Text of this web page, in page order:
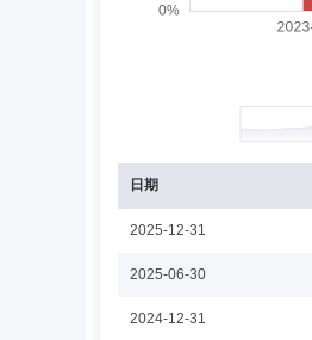
胡光涛先生：历任云
险管理总监、多资产策
日期
2025-12-31
2025-06-30
2024-12-31